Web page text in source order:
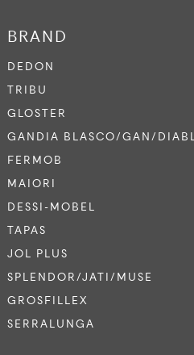
BRAND
DEDON
TRIBU
GLOSTER
GANDIA BLASCO/GAN/
FERMOB
MAIORI
DESSI-MOBEL
TAPAS
JOL PLUS
SPLENDOR/JATI/MUSE
GROSFILLEX
SERRALUNGA